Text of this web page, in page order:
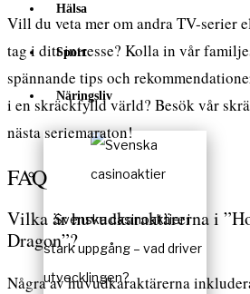
Hälsa
Sport
Näringsliv
Svenska casinoaktier i
stark uppgång – vad driver
utvecklingen?
Vill du veta mer om andra TV-serier
tag i ditt intresse? Kolla in vår
spännande tips och
i en skräckfylld värld? Besök vår
nästa seriemaraton!
FAQ
Vilka är huvudkaraktärerna i
Dragon”?
Några av huvudkaraktärerna